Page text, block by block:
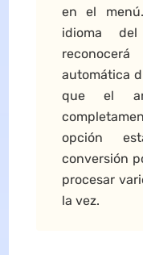
en el
idioma
automática
que el
opción
conversión
procesar
la vez.